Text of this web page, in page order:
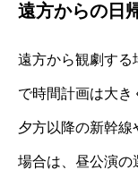
遠方からの日
遠方から観劇する
で時間計画は大き
夕方以降の新幹線
場合は、昼公演の